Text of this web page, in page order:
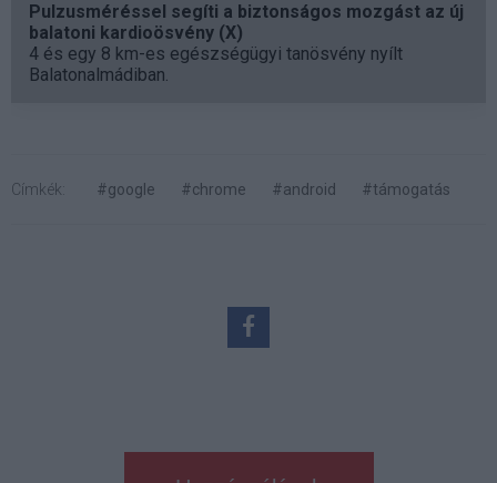
Pulzusméréssel segíti a biztonságos mozgást az új
balatoni kardioösvény (X)
4 és egy 8 km-es egészségügyi tanösvény nyílt
Balatonalmádiban.
Címkék: #google #chrome #android #támogatás